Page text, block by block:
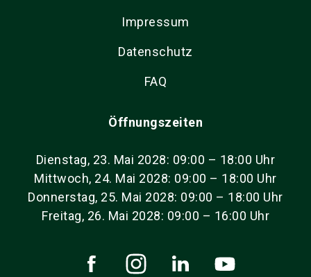
Impressum
Datenschutz
FAQ
Öffnungszeiten
Dienstag, 23. Mai 2028: 09:00 – 18:00 Uhr
Mittwoch, 24. Mai 2028: 09:00 – 18:00 Uhr
Donnerstag, 25. Mai 2028: 09:00 – 18:00 Uhr
Freitag, 26. Mai 2028: 09:00 – 16:00 Uhr